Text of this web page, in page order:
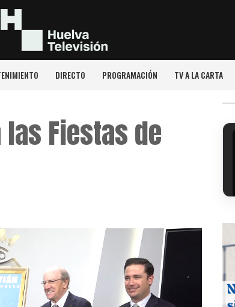
DIRECTO PROGRAMACIÓN TV A LA CARTA
Fiestas de